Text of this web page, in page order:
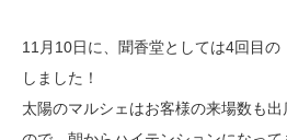
11月10日に、聞香堂としては4回目の
しました！
太陽のマルシェはお客様の来場数も